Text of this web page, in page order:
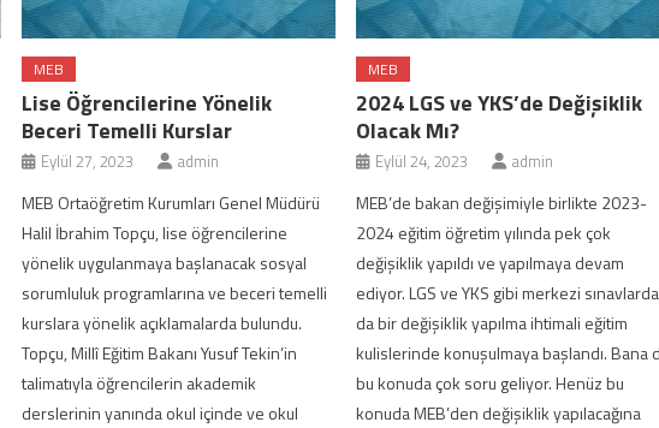
MEB
Lise Öğrencilerine Yönelik
Beceri Temelli Kurslar
Eylül 27, 2023 admin
MEB Ortaöğretim Kurumları Genel Müdürü
Halil İbrahim Topçu, lise öğrencilerine
yönelik uygulanmaya başlanacak sosyal
sorumluluk programlarına ve beceri temelli
kurslara yönelik açıklamalarda bulundu.
Topçu, Millî Eğitim Bakanı Yusuf Tekin’in
talimatıyla öğrencilerin akademik
derslerinin yanında okul içinde ve okul
MEB
2024 LGS ve YKS’de Değişiklik
Olacak Mı?
Eylül 24, 2023 admin
MEB’de bakan değişimiyle birlikte 2023-
2024 eğitim öğretim yılında pek çok
değişiklik yapıldı ve yapılmaya devam
ediyor. LGS ve YKS gibi merkezi sınavlarda
da bir değişiklik yapılma ihtimali eğitim
kulislerinde konuşulmaya başlandı. Bana
bu konuda çok soru geliyor. Henüz bu
konuda MEB’den değişiklik yapılacağına